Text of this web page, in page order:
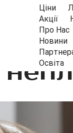
Ціни
Акції
Про Нас
Новини
Освіта